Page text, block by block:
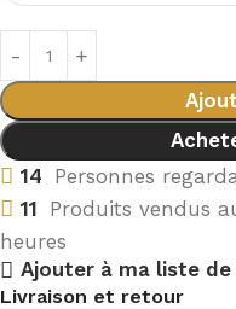
14 Personnes
11 Produits vendus
heures
Ajouter à ma liste
Livraison et retour